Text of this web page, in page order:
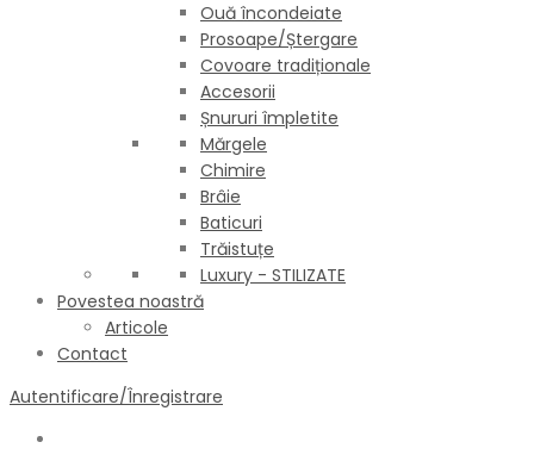
Ouă încondeiate
Prosoape/Ștergare
Covoare tradiționale
Accesorii
Șnururi împletite
Mărgele
Chimire
Brâie
Baticuri
Trăistuțe
Luxury - STILIZATE
Povestea noastră
Articole
Contact
Autentificare/Înregistrare